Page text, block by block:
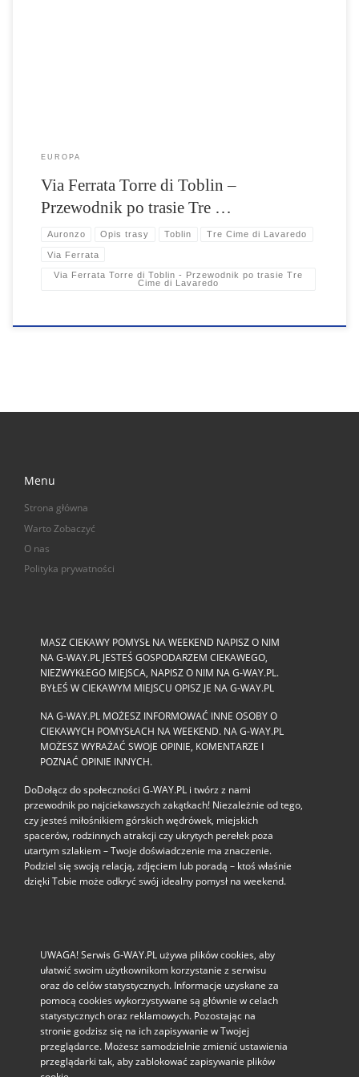
EUROPA
Via Ferrata Torre di Toblin –
Przewodnik po trasie Tre …
Auronzo Opis trasy Toblin Tre Cime di Lavaredo
Via Ferrata
Via Ferrata Torre di Toblin - Przewodnik po trasie Tre
Cime di Lavaredo
Menu
Strona główna
Warto Zobaczyć
O nas
Polityka prywatności
MASZ CIEKAWY POMYSŁ NA WEEKEND NAPISZ O NIM
NA G-WAY.PL JESTEŚ GOSPODARZEM CIEKAWEGO,
NIEZWYKŁEGO MIEJSCA, NAPISZ O NIM NA G-WAY.PL.
BYŁEŚ W CIEKAWYM MIEJSCU OPISZ JE NA G-WAY.PL
NA G-WAY.PL MOŻESZ INFORMOWAĆ INNE OSOBY O
CIEKAWYCH POMYSŁACH NA WEEKEND. NA G-WAY.PL
MOŻESZ WYRAŻAĆ SWOJE OPINIE, KOMENTARZE I
POZNAĆ OPINIE INNYCH.
DoDołącz do społeczności G‑WAY.PL i twórz z nami
przewodnik po najciekawszych zakątkach! Niezależnie od tego,
czy jesteś miłośnikiem górskich wędrówek, miejskich
spacerów, rodzinnych atrakcji czy ukrytych perełek poza
utartym szlakiem – Twoje doświadczenie ma znaczenie.
Podziel się swoją relacją, zdjęciem lub poradą – ktoś właśnie
dzięki Tobie może odkryć swój idealny pomysł na weekend.
UWAGA! Serwis G-WAY.PL używa plików cookies, aby
ułatwić swoim użytkownikom korzystanie z serwisu
oraz do celów statystycznych. Informacje uzyskane za
pomocą cookies wykorzystywane są głównie w celach
statystycznych oraz reklamowych. Pozostając na
stronie godzisz się na ich zapisywanie w Twojej
przeglądarce. Możesz samodzielnie zmienić ustawienia
przeglądarki tak, aby zablokować zapisywanie plików